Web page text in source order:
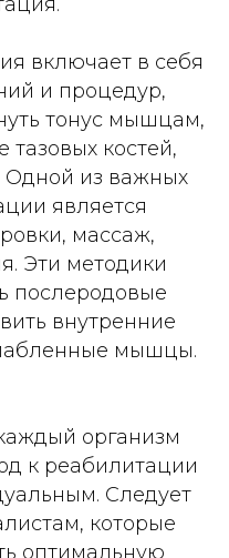
включает в себя
и процедур,
тонус мышцам,
костей,
Одной из важных
является
массаж,
Эти методики
послеродовые
внутренние
мышцы.
организм
к реабилитации
Следует
которые
оптимальную